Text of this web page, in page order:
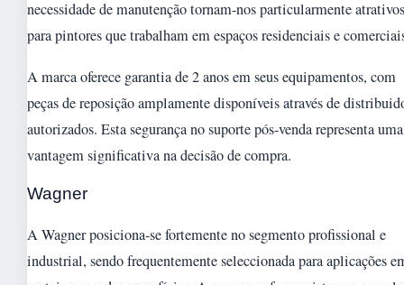
necessidade de manutenção tornam-nos particularmente atrativos
para pintores que trabalham em espaços residenciais e
A marca oferece garantia de 2 anos em seus equipamentos, com
peças de reposição amplamente disponíveis através de
autorizados. Esta segurança no suporte pós-venda representa uma
vantagem significativa na decisão de compra.
Wagner
A Wagner posiciona-se fortemente no segmento profissional e
industrial, sendo frequentemente seleccionada para aplicações